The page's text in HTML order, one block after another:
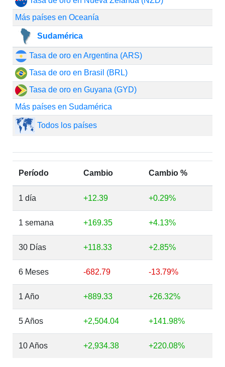
Más países en Oceanía
Sudamérica
Tasa de oro en Argentina (ARS)
Tasa de oro en Brasil (BRL)
Tasa de oro en Guyana (GYD)
Más países en Sudamérica
Todos los países
Período Cambio Cambio %
1 día +12.39 +0.29%
1 semana +169.35 +4.13%
30 Días +118.33 +2.85%
6 Meses -682.79 -13.79%
1 Año +889.33 +26.32%
5 Años +2,504.04 +141.98%
10 Años +2,934.38 +220.08%